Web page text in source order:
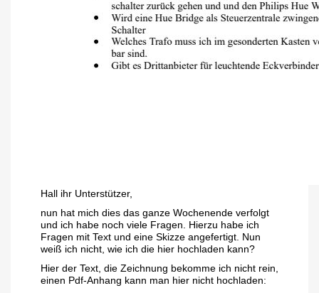
Hall ihr Unterstützer,
nun hat mich dies das ganze Wochenende verfolgt
und ich habe noch viele Fragen. Hierzu habe ich
Fragen mit Text und eine Skizze angefertigt. Nun
weiß ich nicht, wie ich die hier hochladen kann?
Hier der Text, die Zeichnung bekomme ich nicht rein,
einen Pdf-Anhang kann man hier nicht hochladen: